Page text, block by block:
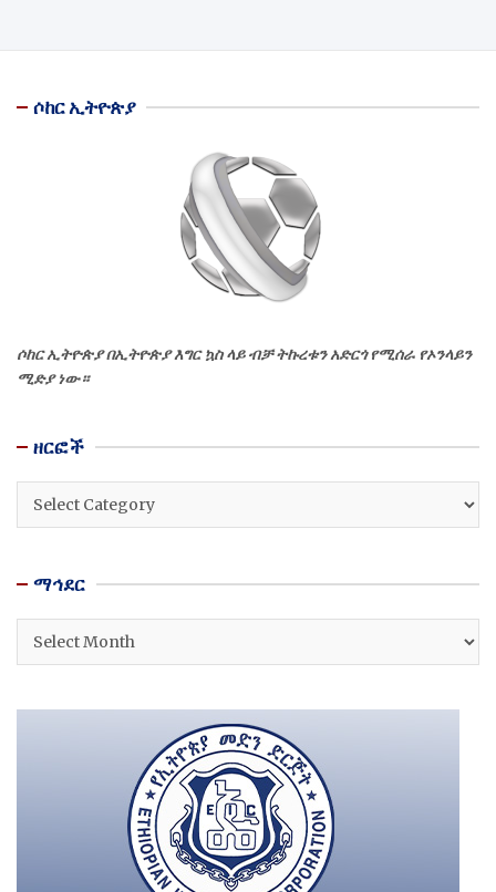
ሶከር ኢትዮጵያ
ሶከር ኢትዮጵያ በኢትዮጵያ እግር ኳስ ላይ ብቻ ትኩረቱን አድርጎ የሚሰራ የኦንላይን
ሚድያ ነው።
ዘርፎች
ዘርፎች
ማኅደር
ማኅደር